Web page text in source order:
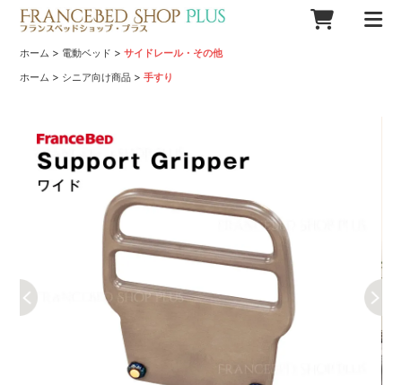
ホーム > 電動ベッド >サイドレール・その他
ホーム > シニア向け商品 >手すり